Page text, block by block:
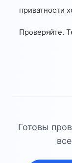
приватности
Проверяйте.
Готовы